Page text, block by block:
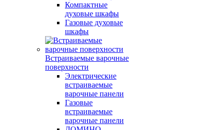
Компактные
духовые шкафы
Газовые духовые
шкафы
Встраиваемые варочные
поверхности
Электрические
встраиваемые
варочные панели
Газовые
встраиваемые
варочные панели